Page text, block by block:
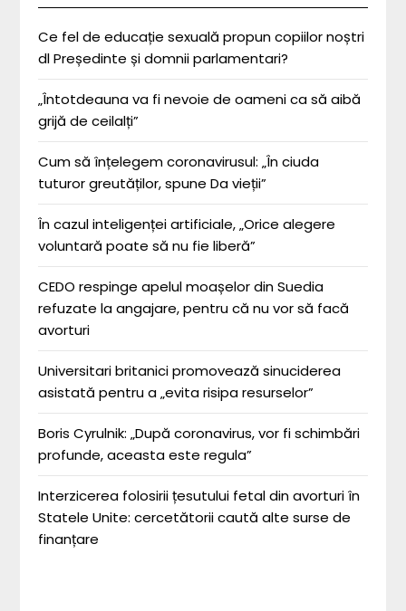
Ce fel de educație sexuală propun copiilor noștri
dl Președinte și domnii parlamentari?
„Întotdeauna va fi nevoie de oameni ca să aibă
grijă de ceilalți”
Cum să înțelegem coronavirusul: „În ciuda
tuturor greutăților, spune Da vieții”
În cazul inteligenței artificiale, „Orice alegere
voluntară poate să nu fie liberă”
CEDO respinge apelul moașelor din Suedia
refuzate la angajare, pentru că nu vor să facă
avorturi
Universitari britanici promovează sinuciderea
asistată pentru a „evita risipa resurselor”
Boris Cyrulnik: „După coronavirus, vor fi schimbări
profunde, aceasta este regula”
Interzicerea folosirii țesutului fetal din avorturi în
Statele Unite: cercetătorii caută alte surse de
finanțare